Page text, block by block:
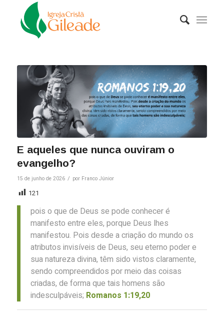
E aqueles que nunca ouviram o
evangelho?
15 de junho de 2026 / por Franco Júnior
121
pois o que de Deus se pode conhecer é
manifesto entre eles, porque Deus lhes
manifestou. Pois desde a criação do mundo os
atributos invisíveis de Deus, seu eterno poder e
sua natureza divina, têm sido vistos claramente,
sendo compreendidos por meio das coisas
criadas, de forma que tais homens são
indesculpáveis; Romanos 1:19,20